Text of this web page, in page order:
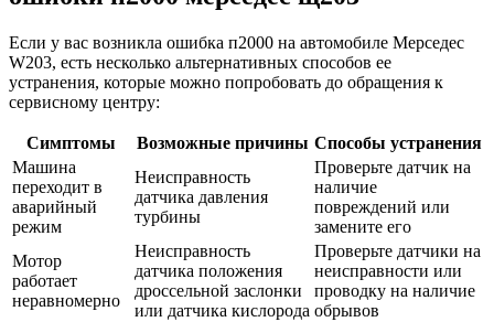
Если у вас возникла ошибка п2000 на автомобиле Мерседес
W203, есть несколько альтернативных способов ее
устранения, которые можно попробовать до обращения к
сервисному центру:
Симптомы Возможные причины Способы устранения
Машина
переходит в
аварийный
режим
Неисправность
датчика давления
турбины
Проверьте датчик на
наличие
повреждений или
замените его
Мотор
работает
неравномерно
Неисправность
датчика положения
дроссельной заслонки
или датчика кислорода
Проверьте датчики на
неисправности или
проводку на наличие
обрывов